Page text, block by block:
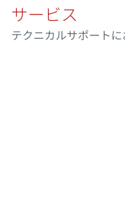
サービス
テクニカルサポート